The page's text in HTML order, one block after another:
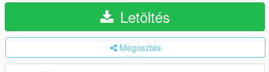
Letöltés
Megosztás